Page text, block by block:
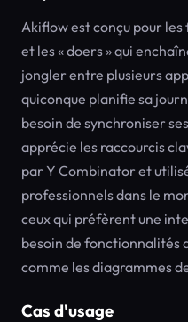
Akiflow est conçu pour
et les « doers » qui
jongler entre plusieurs
quiconque planifie sa
besoin de synchroniser
apprécie les raccourcis
par Y Combinator et
professionnels dans le
ceux qui préfèrent une
besoin de fonctionnalités
comme les diagrammes
Cas d'usage